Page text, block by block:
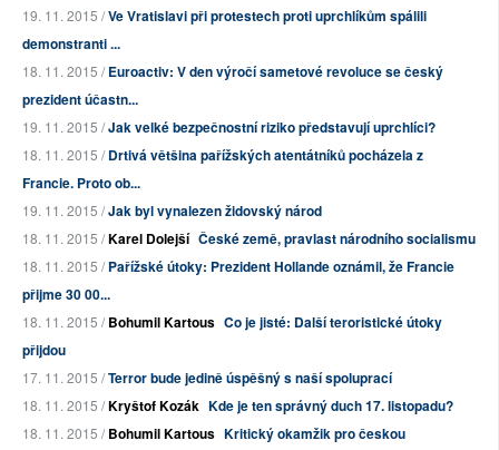
19. 11. 2015 /Ve Vratislavi při protestech proti uprchlíkům spálili
demonstranti ...
18. 11. 2015 /Euroactiv: V den výročí sametové revoluce se český
prezident účastn...
19. 11. 2015 /Jak velké bezpečnostní riziko představují uprchlíci?
18. 11. 2015 /Drtivá většina pařížských atentátníků pocházela z
Francie. Proto ob...
19. 11. 2015 /Jak byl vynalezen židovský národ
18. 11. 2015 /Karel Dolejší České země, pravlast národního socialismu
18. 11. 2015 /Pařížské útoky: Prezident Hollande oznámil, že Francie
přijme 30 00...
18. 11. 2015 /Bohumil Kartous Co je jisté: Další teroristické útoky
přijdou
17. 11. 2015 /Terror bude jedině úspěšný s naší spoluprací
18. 11. 2015 /Kryštof Kozák Kde je ten správný duch 17. listopadu?
18. 11. 2015 /Bohumil Kartous Kritický okamžik pro českou